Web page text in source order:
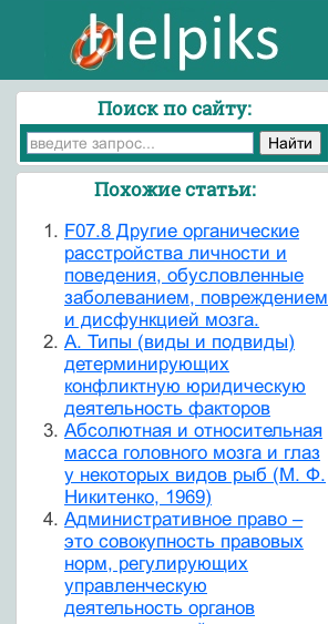
Поиск по сайту:
Похожие статьи:
F07.8 Другие органические
расстройства личности и
поведения, обусловленные
заболеванием, повреждением
и дисфункцией мозга.
А. Типы (виды и подвиды)
детерминирующих
конфликтную юридическую
деятельность факторов
Абсолютная и относительная
масса головного мозга и глаз
у некоторых видов рыб (М. Ф.
Никитенко, 1969)
Административное право –
это совокупность правовых
норм, регулирующих
управленческую
деятельность органов